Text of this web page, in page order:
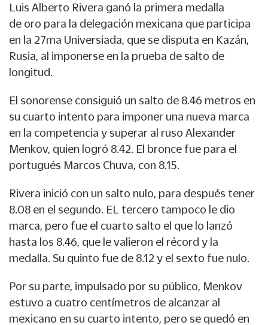
Luis Alberto Rivera ganó la primera medalla
de oro para la delegación mexicana que participa
en la 27ma Universiada, que se disputa en Kazán,
Rusia, al imponerse en la prueba de salto de
longitud.
El sonorense consiguió un salto de 8.46 metros en
su cuarto intento para imponer una nueva marca
en la competencia y superar al ruso Alexander
Menkov, quien logró 8.42. El bronce fue para el
portugués Marcos Chuva, con 8.15.
Rivera inició con un salto nulo, para después tener
8.08 en el segundo. EL tercero tampoco le dio
marca, pero fue el cuarto salto el que lo lanzó
hasta los 8.46, que le valieron el récord y la
medalla. Su quinto fue de 8.12 y el sexto fue nulo.
Por su parte, impulsado por su público, Menkov
estuvo a cuatro centímetros de alcanzar al
mexicano en su cuarto intento, pero se quedó en